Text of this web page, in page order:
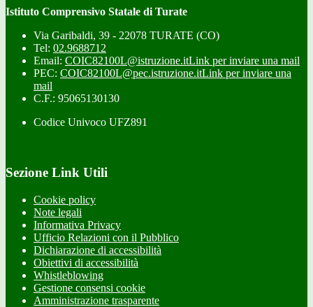
Istituto Comprensivo Statale di Turate
Via Garibaldi, 39 - 22078 TURATE (CO)
Tel: 02.9688712
Email: COIC82100L@istruzione.itLink per inviare una mail
PEC: COIC82100L@pec.istruzione.itLink per inviare una
mail
C.F.: 95065130130
Codice Univoco UFZ891
Sezione Link Utili
Cookie policy
Note legali
Informativa Privacy
Ufficio Relazioni con il Pubblico
Dichiarazione di accessibilità
Obiettivi di accessibilità
Whistleblowing
Gestione consensi cookie
Amministrazione trasparente